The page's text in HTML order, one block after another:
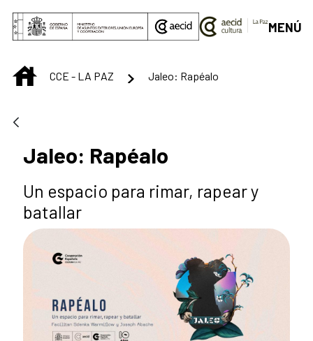
Saut au contenu principal
MENÚ
INICIOCCE - LA PAZ Jaleo: Rapéalo
Jaleo: Rapéalo
Un espacio para rimar, rapear y
batallar